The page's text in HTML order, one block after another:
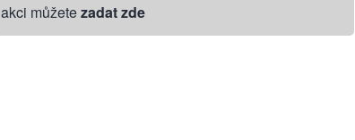
akci můžetezadat zde